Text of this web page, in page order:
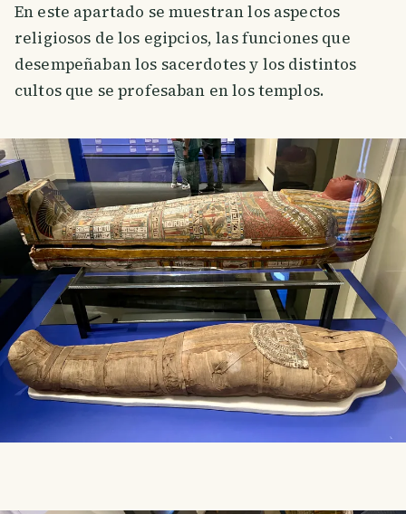
En este apartado se muestran los aspectos
religiosos de los egipcios, las funciones que
desempeñaban los sacerdotes y los distintos
cultos que se profesaban en los templos.